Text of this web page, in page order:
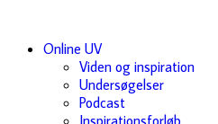
Online UV
Viden og inspiration
Undersøgelser
Podcast
Inspirationsforløb